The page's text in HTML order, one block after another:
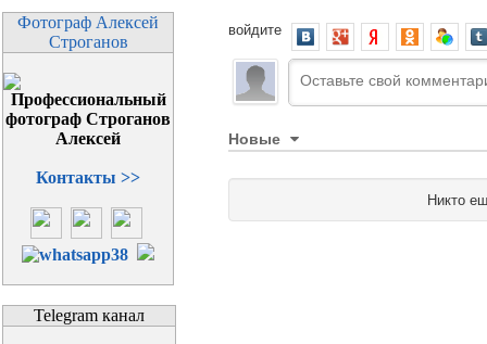
Фотограф Алексей
Строганов
Контакты >>
Telegram канал
войдите
Новые
Никто